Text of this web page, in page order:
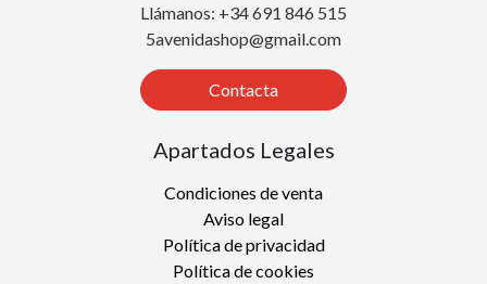
Llámanos: +34 691 846 515
5avenidashop@gmail.com
Contacta
Apartados Legales
Condiciones de venta
Aviso legal
Política de privacidad
Política de cookies